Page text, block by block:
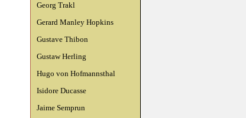
Georg Trakl
Gerard Manley Hopkins
Gustave Thibon
Gustaw Herling
Hugo von Hofmannsthal
Isidore Ducasse
Jaime Semprun